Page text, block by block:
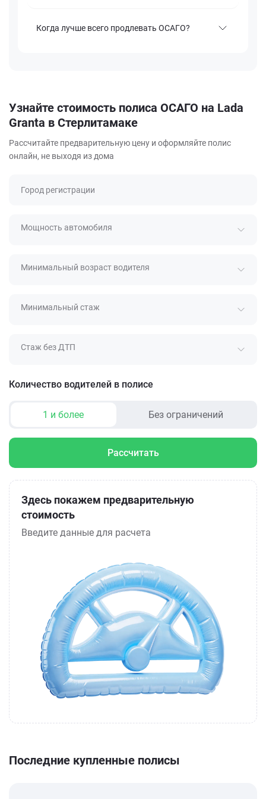
Когда лучше всего продлевать ОСАГО?
Узнайте стоимость полиса ОСАГО на Lada
Granta в Стерлитамаке
Рассчитайте предварительную цену и оформляйте полис
онлайн, не выходя из дома
Город регистрации
Мощность автомобиля
Минимальный возраст водителя
Минимальный стаж
Стаж без ДТП
Количество водителей в полисе
1 и более Без ограничений
Рассчитать
Здесь покажем предварительную
стоимость
Введите данные для расчета
Последние купленные полисы